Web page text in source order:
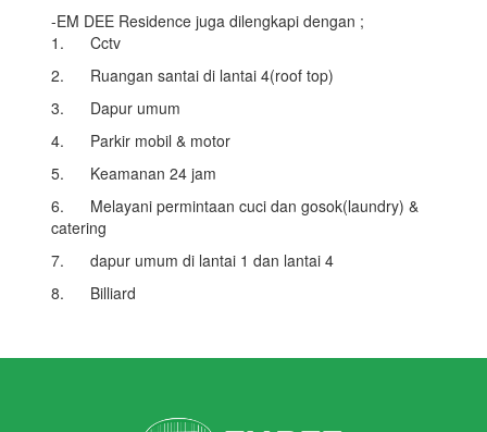
-EM DEE Residence juga dilengkapi dengan ;
1. Cctv
2. Ruangan santai di lantai 4(roof top)
3. Dapur umum
4. Parkir mobil & motor
5. Keamanan 24 jam
6. Melayani permintaan cuci dan gosok(laundry) &
catering
7. dapur umum di lantai 1 dan lantai 4
8. Billiard